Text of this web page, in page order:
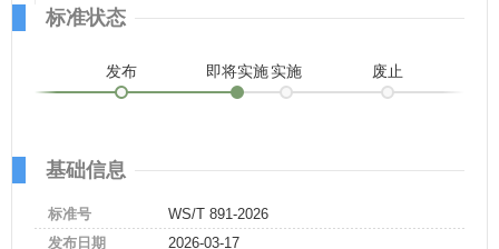
标准状态
发布 即将实施实施 废止
基础信息
标准号
WS/T 891-2026
发布日期
2026-03-17